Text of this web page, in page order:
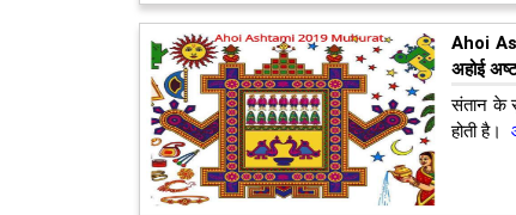
Ahoi
अहोई
संतान के
होती है।